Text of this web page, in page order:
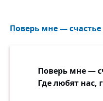
Поверь мне —
Поверь мне —
Где любят нас,